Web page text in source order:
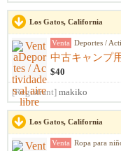
Los Gatos, California
Venta Deportes /
中古キャンプ
$40
[Registrant] makiko
Los Gatos, California
Venta Ropa para